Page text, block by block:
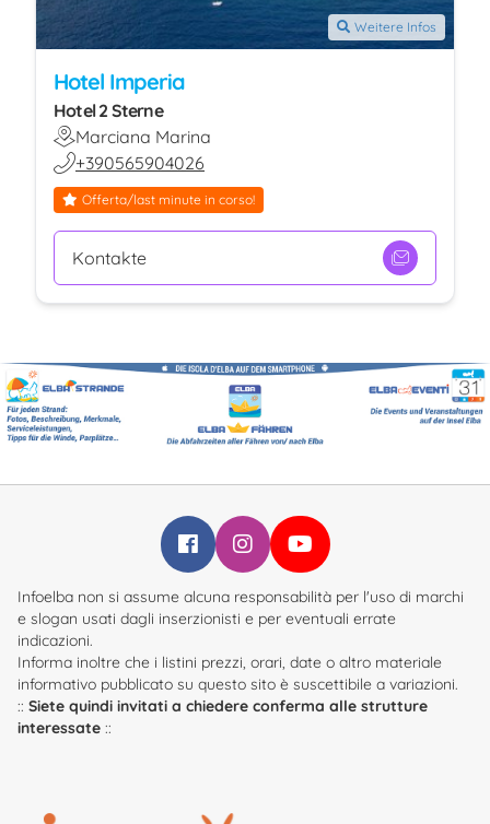
Weitere Infos
Hotel Imperia
Hotel 2 Sterne
Marciana Marina
+390565904026
Offerta/last minute in corso!
Kontakte
Infoelba su Facebook
Infoelba su Instagram
Infoelba su YouTube
Infoelba non si assume alcuna responsabilità per l'uso di marchi
e slogan usati dagli inserzionisti e per eventuali errate
indicazioni.
Informa inoltre che i listini prezzi, orari, date o altro materiale
informativo pubblicato su questo sito è suscettibile a variazioni.
:: Siete quindi invitati a chiedere conferma alle strutture
interessate ::